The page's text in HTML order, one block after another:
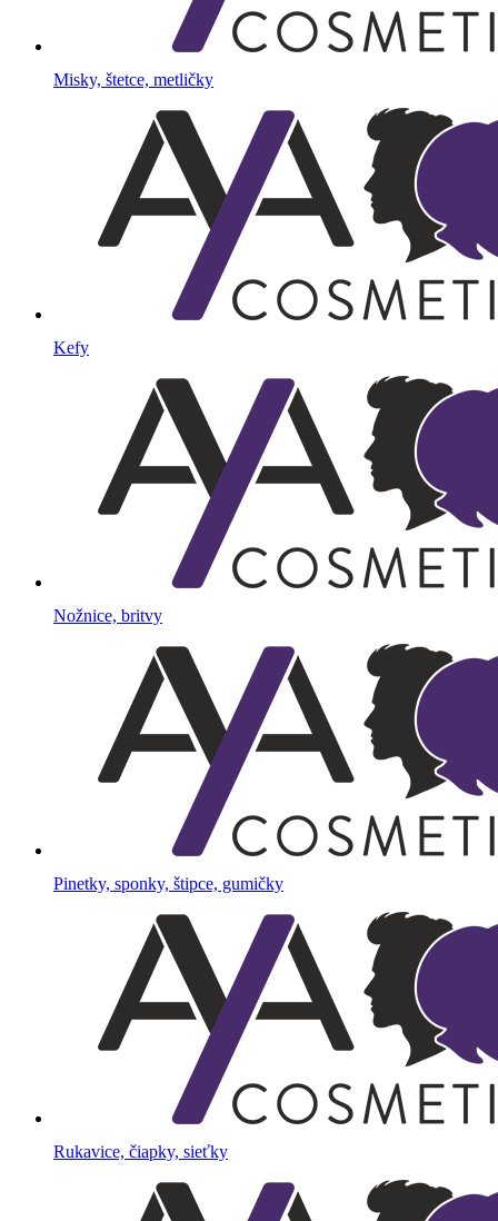
Misky, štetce, metličky
Kefy
Nožnice, britvy
Pinetky, sponky, štipce, gumičky
Rukavice, čiapky, sieťky